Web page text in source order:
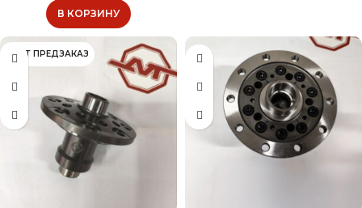
В КОРЗИНУ
ИДЁТ ПРЕДЗАКАЗ